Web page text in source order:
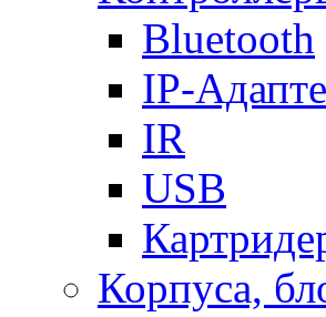
Bluetooth
IP-
IR
USB
Корпуса,